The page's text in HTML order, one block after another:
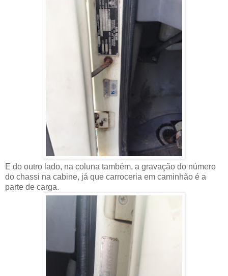
E do outro lado, na coluna também, a gravação do número
do chassi na cabine, já que carroceria em caminhão é a
parte de carga.